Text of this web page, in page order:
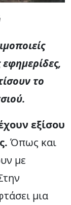
το
εξίσου
Όπως και
με
μια